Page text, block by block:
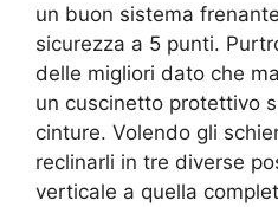
un buon sistema
sicurezza a 5 punti.
delle migliori dato che
un cuscinetto protettivo
cinture. Volendo gli
reclinarli in tre diverse
verticale a quella